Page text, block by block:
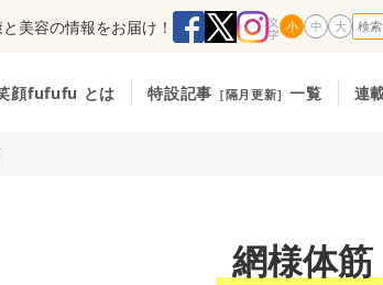
美容の情報をお届け！ 小 中 大
顔fufufu とは 特設記事 ［隔月更新］一覧 連
網様体筋